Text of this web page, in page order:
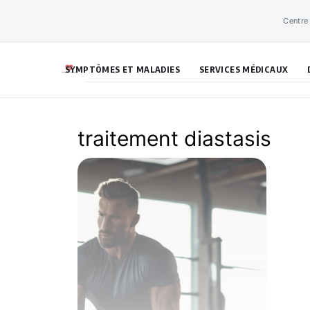
contenu
SYMPTÔMES ET MALADIES SERVICES MÉDICAUX
traitement diastasis